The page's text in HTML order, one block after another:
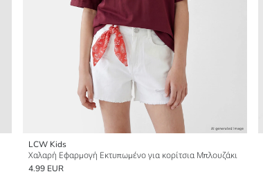
LCW Kids
Χαλαρή Εφαρμογή Εκτυπωμένο για κορίτσια Μπλουζάκι
4.99 EUR